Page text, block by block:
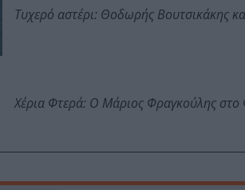
Τυχερό αστέρι: Θοδωρής Βουτσικάκης
Χέρια Φτερά: Ο Μάριος Φραγκούλης